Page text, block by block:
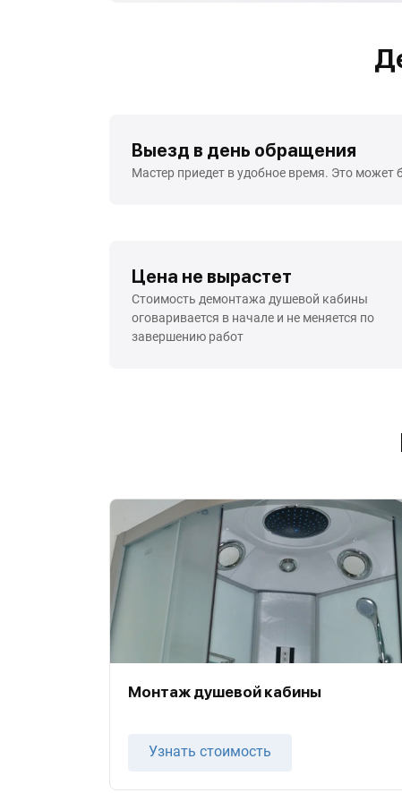
Выезд в день обращения
Мастер приедет в удобное время. Это
Цена не вырастет
Стоимость демонтажа душевой кабины
оговаривается в начале и не меняется по
завершению работ
Монтаж душевой кабины
Узнать стоимость